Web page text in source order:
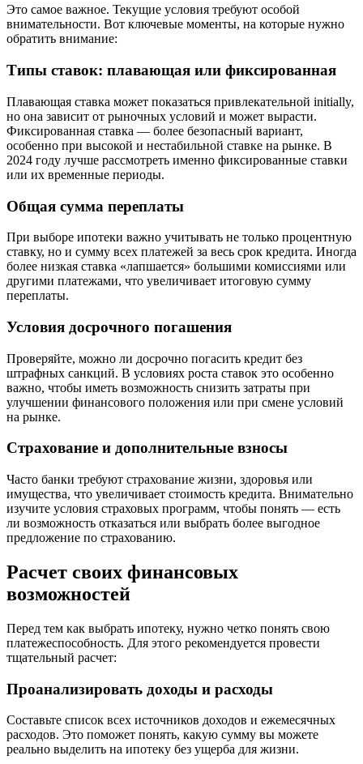
Это самое важное. Текущие условия требуют особой
внимательности. Вот ключевые моменты, на которые нужно
обратить внимание:
Типы ставок: плавающая или фиксированная
Плавающая ставка может показаться привлекательной initially,
но она зависит от рыночных условий и может вырасти.
Фиксированная ставка — более безопасный вариант,
особенно при высокой и нестабильной ставке на рынке. В
2024 году лучше рассмотреть именно фиксированные ставки
или их временные периоды.
Общая сумма переплаты
При выборе ипотеки важно учитывать не только процентную
ставку, но и сумму всех платежей за весь срок кредита. Иногда
более низкая ставка «лапшается» большими комиссиями или
другими платежами, что увеличивает итоговую сумму
переплаты.
Условия досрочного погашения
Проверяйте, можно ли досрочно погасить кредит без
штрафных санкций. В условиях роста ставок это особенно
важно, чтобы иметь возможность снизить затраты при
улучшении финансового положения или при смене условий
на рынке.
Страхование и дополнительные взносы
Часто банки требуют страхование жизни, здоровья или
имущества, что увеличивает стоимость кредита. Внимательно
изучите условия страховых программ, чтобы понять — есть
ли возможность отказаться или выбрать более выгодное
предложение по страхованию.
Расчет своих финансовых
возможностей
Перед тем как выбрать ипотеку, нужно четко понять свою
платежеспособность. Для этого рекомендуется провести
тщательный расчет:
Проанализировать доходы и расходы
Составьте список всех источников доходов и ежемесячных
расходов. Это поможет понять, какую сумму вы можете
реально выделить на ипотеку без ущерба для жизни.